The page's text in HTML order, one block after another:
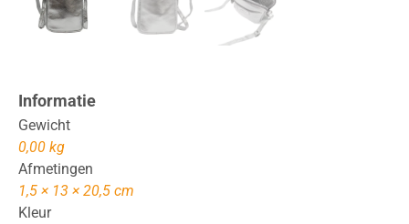
Informatie
Gewicht
0,00 kg
Afmetingen
1,5 × 13 × 20,5 cm
Kleur